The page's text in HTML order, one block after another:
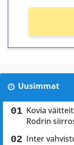
Uusimmat
Kovia
Rodrin
Inter